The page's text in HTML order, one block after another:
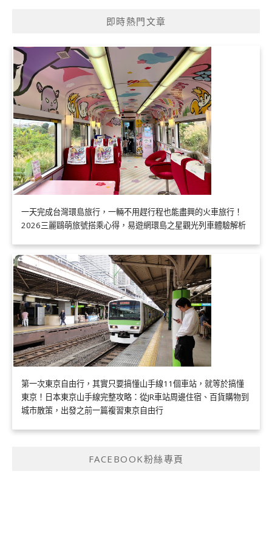
即時熱門文章
一天完成台灣環島旅行，一輛不用趕行程也能盡興的火車旅行！
2026三麗鷗萌旅號搭乘心得，易遊網環島之星觀光列車體驗解析
第一次東京自由行，其實只要搞懂山手線11個車站，就等於搞懂
東京！日本東京山手線完整攻略：從JR車站周邊住宿、百貨購物到
城市散策，出發之前一篇複習東京自由行
FACEBOOK粉絲專頁